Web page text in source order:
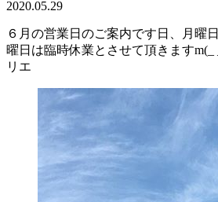
2020.05.29
６月の営業日のご案内です日、月曜
曜日は臨時休業とさせて頂きますm(_
リエ